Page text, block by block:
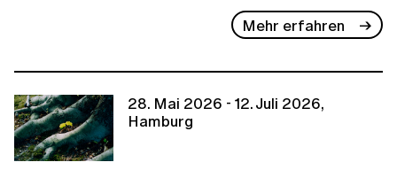
Mehr erfahren
28. Mai 2026 - 12. Juli 2026,
Hamburg